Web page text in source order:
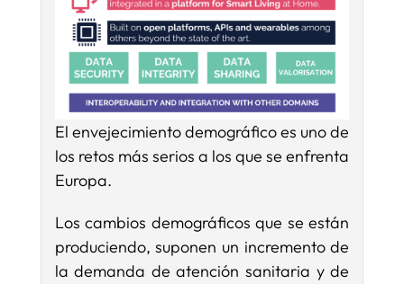
El envejecimiento demográfico es uno de
los retos más serios a los que se enfrenta
Europa.
Los cambios demográficos que se están
produciendo, suponen un incremento de
la demanda de atención sanitaria y de